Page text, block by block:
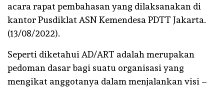
acara rapat pembahasan yang dilaksanakan di
kantor Pusdiklat ASN Kemendesa PDTT Jakarta.
(13/08/2022).
Seperti diketahui AD/ART adalah merupakan
pedoman dasar bagi suatu organisasi yang
mengikat anggotanya dalam menjalankan visi –